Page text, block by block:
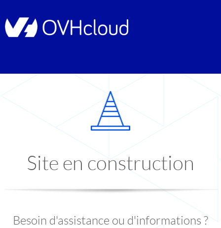
Site en construction
Besoin d'assistance ou d'informations ?